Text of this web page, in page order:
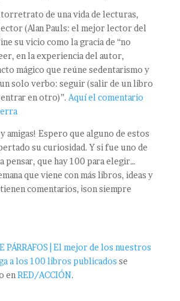
de una vida de lecturas,
(Alan Pauls: el mejor lector del
su vicio como la gracia de “no
en la experiencia del autor,
mágico que reúne sedentarismo y
solo verbo: seguir (salir de un libro
en otro)”. Aquí el comentario
y amigas! Espero que alguno de estos
su curiosidad. Y si fue uno de
pensar, que hay 100 para elegir…
que viene con más libros, ideas y
comentarios, ¡son siempre
PÁRRAFOS | El mejor de los nuestros
a los 100 libros publicados se
en RED/ACCIÓN.